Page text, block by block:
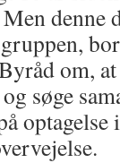
denne
om,
søge